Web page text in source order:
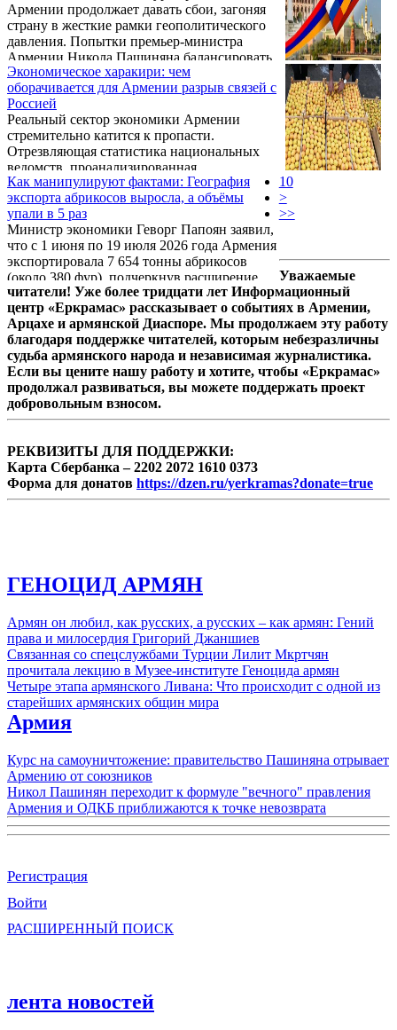
реальной угрозой потери единственных
действующих гарантий национальной
безопасности.
Армении продолжает давать сбои, загоняя
страну в жесткие рамки геополитического
давления. Попытки премьер-министра
Армении Никола Пашиняна балансировать
между западными директивами и
традиционными союзниками
оборачиваются не только охлаждением
межгосударственных связей, но и
реальными экономическими угрозами.
Эксперты и инсайдеры сходятся во мнении:
руководство страны теряет пространство
для маневра, а расплачиваться за
сомнительные внешнеполитические
эксперименты ...
Экономическое харакири: чем
оборачивается для Армении разрыв связей с
Россией
Реальный сектор экономики Армении
стремительно катится к пропасти.
Отрезвляющая статистика национальных
ведомств, проанализированная
журналистами, наглядно демонстрирует: без
российского рынка армянских
производителей ждет неминуемый крах.
Риторика властей в Ереване разбивается о
жесткие цифры — от экспорта
сельскохозяйственной продукции до
жизненно важных денежных переводов,
экономика страны критически зависит от
государства, с которым нынешний кабинет
министров методично портит отношения.
Как манипулируют фактами: География
экспорта абрикосов выросла, а объёмы
упали в 5 раз
Министр экономики Геворг Папоян заявил,
что с 1 июня по 19 июля 2026 года Армения
экспортировала 7 654 тонны абрикосов
(около 380 фур), подчеркнув расширение
географии поставок. Однако чиновник
умолчал о показателях за аналогичный
период прошлого года, пишет Марина
Хачатрян в Фактор.ам
10
>
>>
Уважаемые
читатели! Уже более тридцати лет Информационный
центр «Еркрамас» рассказывает о событиях в Армении,
Арцахе и армянской Диаспоре. Мы продолжаем эту работу
благодаря поддержке читателей, которым небезразличны
судьба армянского народа и независимая журналистика.
Если вы цените нашу работу и хотите, чтобы «Еркрамас»
продолжал развиваться, вы можете поддержать проект
добровольным взносом.
РЕКВИЗИТЫ ДЛЯ ПОДДЕРЖКИ:
Карта Сбербанка – 2202 2072 1610 0373
Форма для донатов https://dzen.ru/yerkramas?donate=true
ГЕНОЦИД АРМЯН
Армян он любил, как русских, а русских – как армян: Гений
права и милосердия Григорий Джаншиев
Связанная со спецслужбами Турции Лилит Мкртчян
прочитала лекцию в Музее-институте Геноцида армян
Четыре этапа армянского Ливана: Что происходит с одной из
старейших армянских общин мира
Армия
Курс на самоуничтожение: правительство Пашиняна отрывает
Армению от союзников
Никол Пашинян переходит к формуле "вечного" правления
Армения и ОДКБ приближаются к точке невозврата
Регистрация
Войти
РАСШИРЕННЫЙ ПОИСК
лента новостей